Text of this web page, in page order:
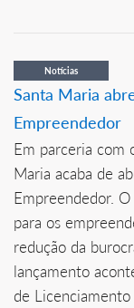
Notícias
Santa Maria
Empreendedor
Em parceria com
Maria acaba de
Empreendedor.
para os
redução da
lançamento
de Licenciamento